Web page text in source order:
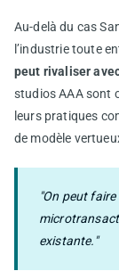
Au-delà du cas
l’industrie toute
peut rivaliser
studios AAA sont
leurs pratiques
de modèle
"On peut
existante."